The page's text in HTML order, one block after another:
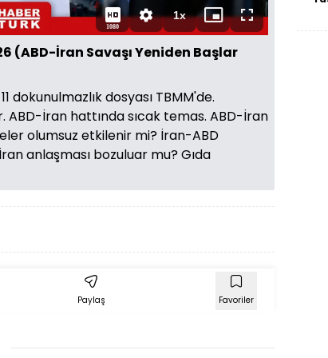
Süre
1080
1xOynatma
Hızı
Mini
oynatıcı
Tam
Ekran
(ABD-İran Savaşı Yeniden Başlar
dokunulmazlık dosyası TBMM'de.
İran hattında sıcak temas. ABD-İran
olumsuz etkilenir mi? İran-ABD
anlaşması bozuluar mu? Gıda
Paylaş Favoriler